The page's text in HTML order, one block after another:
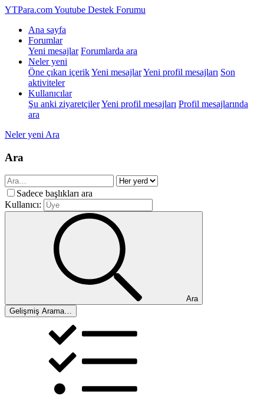
YTPara.comYoutube Destek Forumu
Ana sayfa
Forumlar
Yeni mesajlar Forumlarda ara
Neler yeni
Öne çıkan içerikYeni mesajlarYeni profil mesajları Son
aktiviteler
Kullanıcılar
Şu anki ziyaretçilerYeni profil mesajları Profil mesajlarında
ara
Neler yeni Ara
Ara
Sadece başlıkları ara
Kullanıcı:
Ara
Gelişmiş Arama…